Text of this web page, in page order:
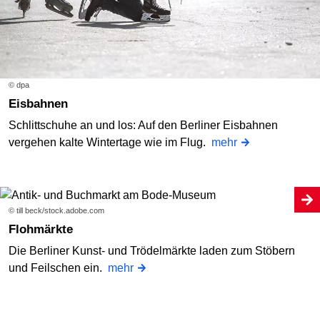
© dpa
Eisbahnen
Schlittschuhe an und los: Auf den Berliner Eisbahnen
vergehen kalte Wintertage wie im Flug. mehr
© till beck/stock.adobe.com
Flohmärkte
Die Berliner Kunst- und Trödelmärkte laden zum Stöbern
und Feilschen ein. mehr